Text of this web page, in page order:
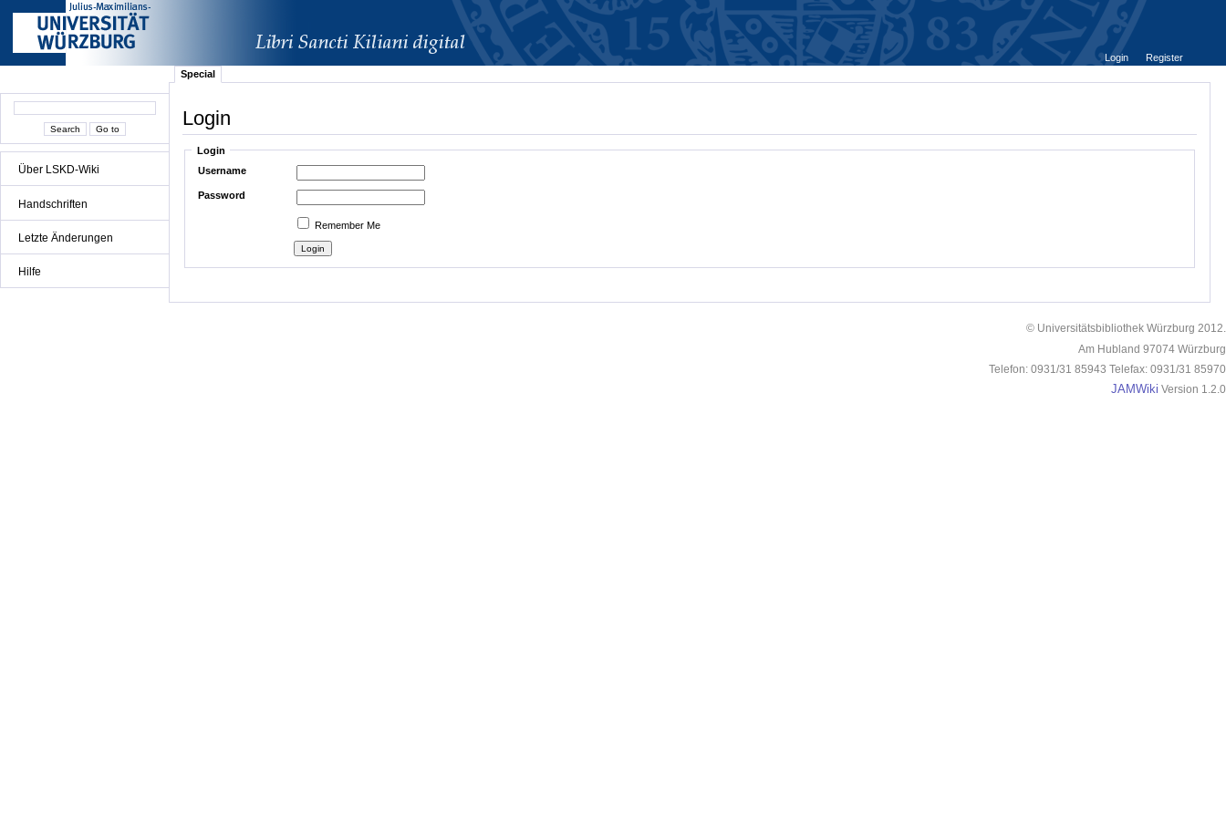
Über LSKD-Wiki
Handschriften
Letzte Änderungen
Hilfe
Login
Register
Special
Login
Login
Username
Password
Remember Me
© Universitätsbibliothek Würzburg 2012.
Am Hubland 97074 Würzburg
Telefon: 0931/31 85943 Telefax: 0931/31 85970
JAMWiki Version 1.2.0